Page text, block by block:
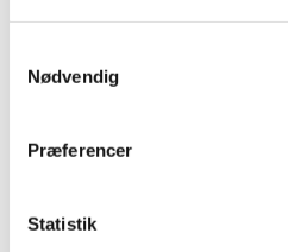
Nødvendig
Præferencer
Statistik
2024
2023
2020
Forår